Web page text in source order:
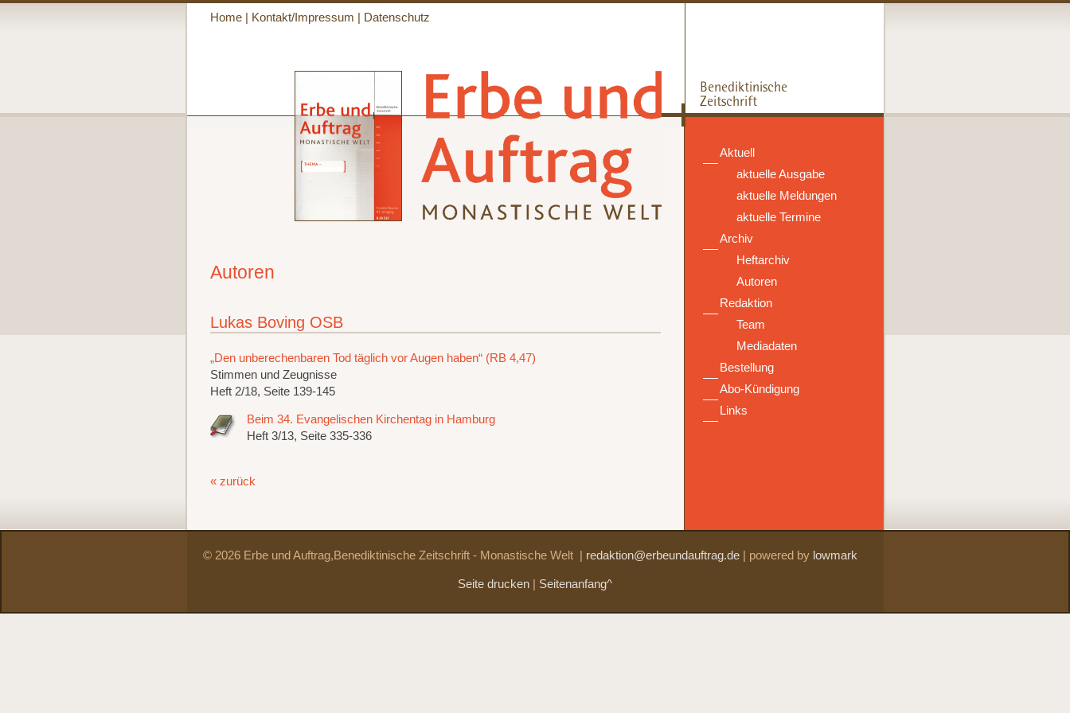
Home| Kontakt/Impressum Datenschutz
Aktuell
aktuelle Ausgabe
aktuelle Meldungen
aktuelle Termine
Archiv
Heftarchiv
Autoren
Redaktion
Team
Mediadaten
Bestellung
Abo-Kündigung
Links
Autoren
Lukas Boving OSB
„Den unberechenbaren Tod täglich vor Augen haben“ (RB 4,47)
Stimmen und Zeugnisse
Heft 2/18, Seite 139-145
Beim 34. Evangelischen Kirchentag in Hamburg
Heft 3/13, Seite 335-336
« zurück
© 2026 Erbe und Auftrag,Benediktinische Zeitschrift - Monastische Welt redaktion@erbeundauftrag.de| powered by lowmark
Seite drucken | Seitenanfang^